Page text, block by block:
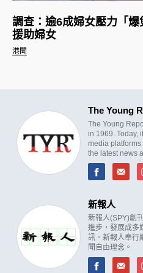
港聞
調查：逾6成婦女壓力「
援助婦女
The Young
The Young
in 1969. Today,
media
the latest news
新報人
新報人(SPY)創
進步，發展成多
訊。新報人奉行
聞自由理念。